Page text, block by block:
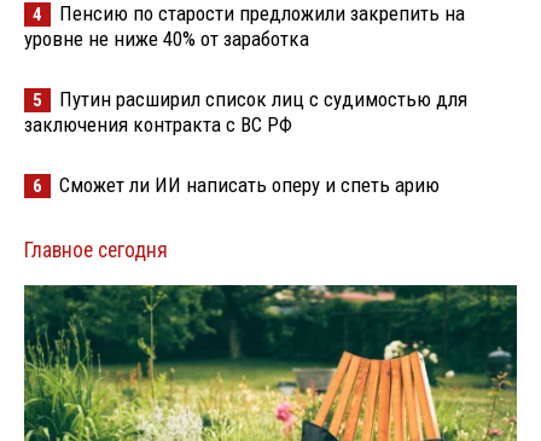
4
Пенсию по старости предложили закрепить на
уровне не ниже 40% от заработка
5
Путин расширил список лиц с судимостью для
заключения контракта с ВС РФ
6 Сможет ли ИИ написать оперу и спеть арию
Главное сегодня